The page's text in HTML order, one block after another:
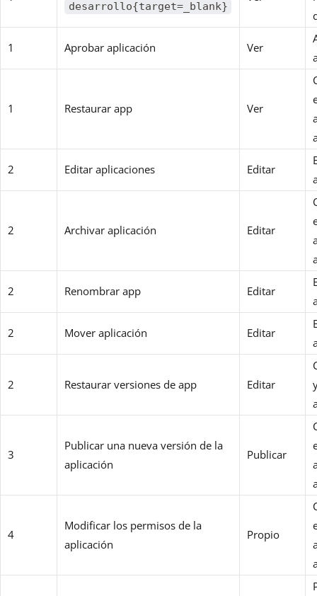
desarrollo{target=_blank}
1 Aprobar aplicación Ver
1 Restaurar app Ver
2 Editar aplicaciones Editar
2 Archivar aplicación Editar
2 Renombrar app Editar
2 Mover aplicación Editar
2 Restaurar versiones de app Editar
3
Publicar una nueva versión de la
aplicación
Publicar
4
Modificar los permisos de la
aplicación
Propio